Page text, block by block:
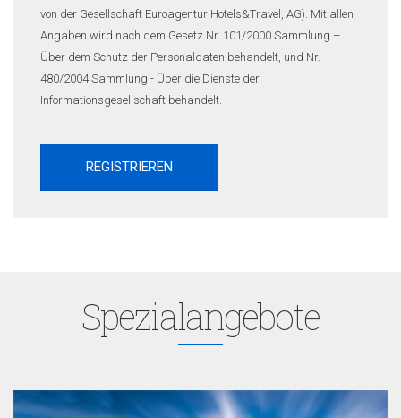
von der Gesellschaft Euroagentur Hotels&Travel, AG). Mit allen
Angaben wird nach dem Gesetz Nr. 101/2000 Sammlung –
Über dem Schutz der Personaldaten behandelt, und Nr.
480/2004 Sammlung - Über die Dienste der
Informationsgesellschaft behandelt.
Spezialangebote